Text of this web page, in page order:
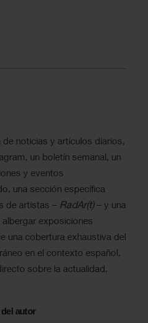
noticias y artículos diarios,
un boletín semanal, un
y eventos
una sección específica
de artistas – RadAr(t)– y una
exposiciones
una cobertura exhaustiva del
en el contexto español,
sobre la actualidad.
autor